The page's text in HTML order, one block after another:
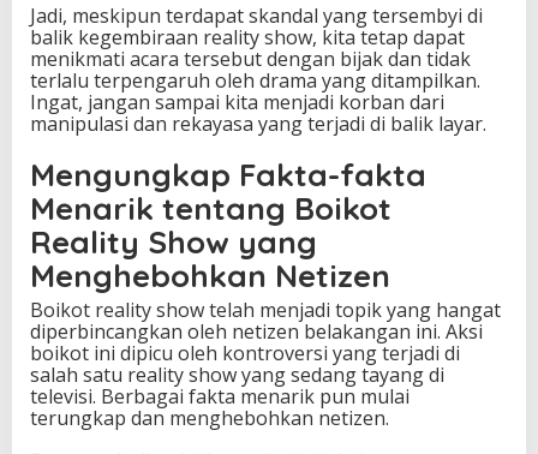
Jadi, meskipun terdapat skandal yang tersembyi di
balik kegembiraan reality show, kita tetap dapat
menikmati acara tersebut dengan bijak dan tidak
terlalu terpengaruh oleh drama yang ditampilkan.
Ingat, jangan sampai kita menjadi korban dari
manipulasi dan rekayasa yang terjadi di balik layar.
Mengungkap Fakta-fakta
Menarik tentang Boikot
Reality Show yang
Menghebohkan Netizen
Boikot reality show telah menjadi topik yang hangat
diperbincangkan oleh netizen belakangan ini. Aksi
boikot ini dipicu oleh kontroversi yang terjadi di
salah satu reality show yang sedang tayang di
televisi. Berbagai fakta menarik pun mulai
terungkap dan menghebohkan netizen.